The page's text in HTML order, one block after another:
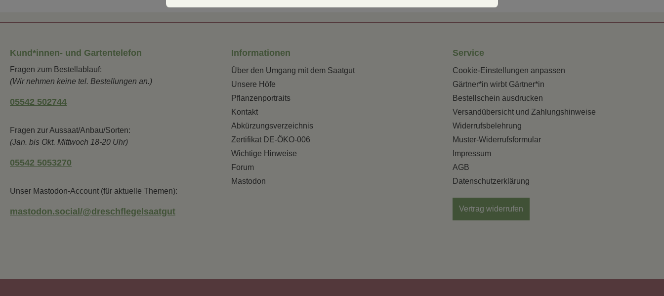
Kund*innen- und Gartentelefon
Fragen zum Bestellablauf:
(Wir nehmen keine tel. Bestellungen an.)
05542 502744
Fragen zur Aussaat/Anbau/Sorten:
(Jan. bis Okt. Mittwoch 18-20 Uhr)
05542 5053270
Unser Mastodon-Account (für aktuelle Themen):
mastodon.social/@dreschflegelsaatgut
Informationen
Über den Umgang mit dem Saatgut
Unsere Höfe
Pflanzenportraits
Kontakt
Abkürzungsverzeichnis
Zertifikat DE-ÖKO-006
Wichtige Hinweise
Forum
Mastodon
Service
Cookie-Einstellungen anpassen
Gärtner*in wirbt Gärtner*in
Bestellschein ausdrucken
Versandübersicht und Zahlungshinweise
Widerrufsbelehrung
Muster-Widerrufsformular
Impressum
AGB
Datenschutzerklärung
Vertrag widerrufen